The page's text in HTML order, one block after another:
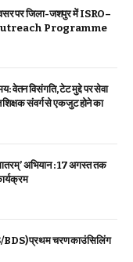
पर जिला-जशपुर में ISRO–
Programme
वेतन विसंगति, टेट मुद्दे पर सेवा
शिक्षक संवर्ग से एकजुट होने का
अभियान : 17 अगस्त तक
प्रथम चरण काउंसिलिंग